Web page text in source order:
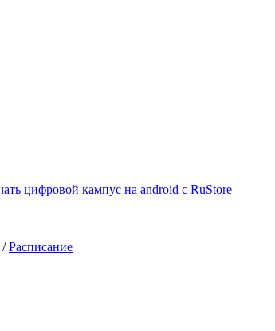
/Расписание